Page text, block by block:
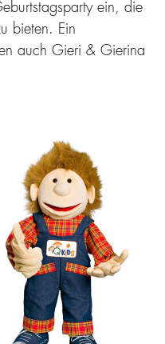
ein, die
bieten. Ein
auch Gieri & Gierina